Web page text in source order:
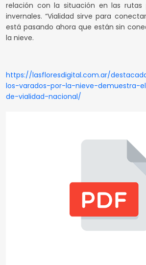
relación con la situación en las rutas
invernales. “Vialidad sirve para
está pasando ahora que están sin
la nieve.
https://lasfloresdigital.com.ar/
los-varados-por-la-nieve-demuestra-
de-vialidad-nacional/